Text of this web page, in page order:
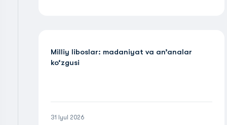
Milliy liboslar: madaniyat va an’analar
ko‘zgusi
31 Iyul 2026